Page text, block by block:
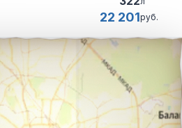
22 201руб.
маршрута из города